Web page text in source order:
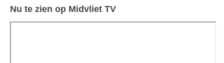
Nu te zien op Midvliet TV